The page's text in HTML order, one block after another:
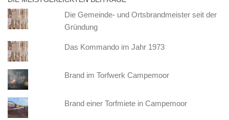
Die Gemeinde- und Ortsbrandmeister seit der
Gründung
Das Kommando im Jahr 1973
Brand im Torfwerk Campemoor
Brand einer Torfmiete in Campemoor